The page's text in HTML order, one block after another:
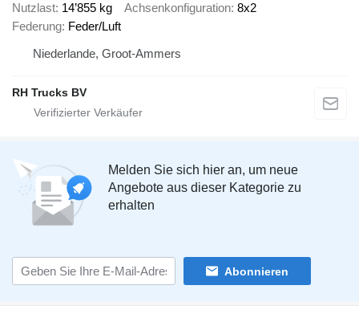
Nutzlast 14’855 kg Achsenkonfiguration 8x2
Federung Feder/Luft
Niederlande, Groot-Ammers
RH Trucks BV
Melden Sie sich hier an, um neue
Angebote aus dieser Kategorie zu
erhalten
Abonnieren